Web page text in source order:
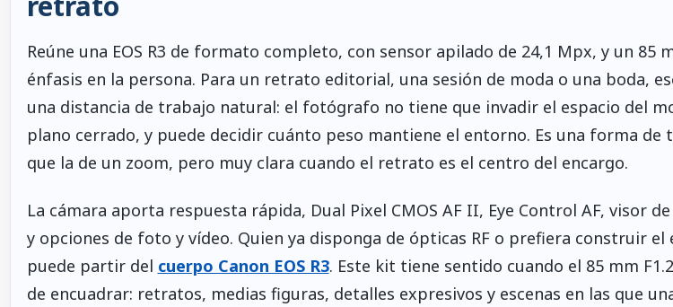
Reúne una EOS R3 de formato completo, con sensor apilado de 24,1 Mpx, y un 85
énfasis en la persona. Para un retrato editorial, una sesión de moda o una boda,
una distancia de trabajo natural: el fotógrafo no tiene que invadir el espacio del
plano cerrado, y puede decidir cuánto peso mantiene el entorno. Es una forma de
que la de un zoom, pero muy clara cuando el retrato es el centro del encargo.
La cámara aporta respuesta rápida, Dual Pixel CMOS AF II, Eye Control AF, visor
y opciones de foto y vídeo. Quien ya disponga de ópticas RF o prefiera construir el
puede partir del cuerpo Canon EOS R3. Este kit tiene sentido cuando el 85 mm
de encuadrar: retratos, medias figuras, detalles expresivos y escenas en las que